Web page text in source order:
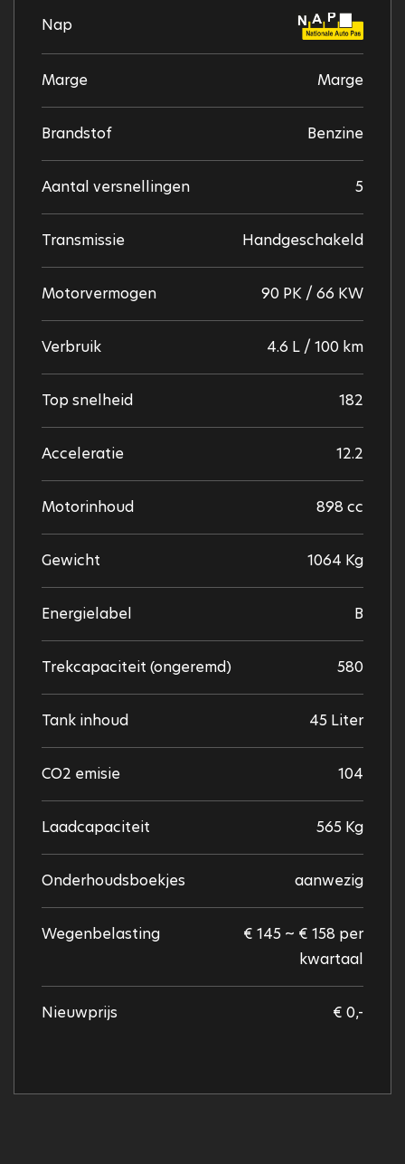
Nap
Marge Marge
Brandstof Benzine
Aantal versnellingen 5
Transmissie Handgeschakeld
Motorvermogen 90 PK / 66 KW
Verbruik 4.6 L / 100 km
Top snelheid 182
Acceleratie 12.2
Motorinhoud 898 cc
Gewicht 1064 Kg
Energielabel B
Trekcapaciteit (ongeremd) 580
Tank inhoud 45 Liter
CO2 emisie 104
Laadcapaciteit 565 Kg
Onderhoudsboekjes aanwezig
Wegenbelasting
€ 145 ~ € 158 per
kwartaal
Nieuwprijs € 0,-